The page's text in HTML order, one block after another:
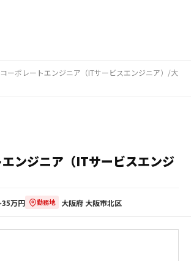
コーポレートエンジニア（ITサービスエンジニア）/大
ンジニア（ITサービスエンジ
万円 勤務地 大阪府 大阪市北区